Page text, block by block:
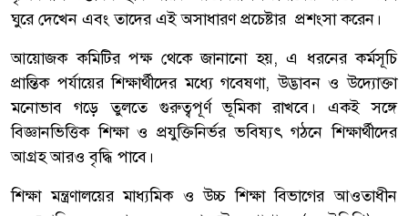
ঘুরে দেখেন এবং তাদের এই অসাধারণ প্রচেষ্টার প্রশংসা করেন।
​আয়োজক কমিটির পক্ষ থেকে জানানো হয়, এ ধরনের কর্মসূচি
প্রান্তিক পর্যায়ের শিক্ষার্থীদের মধ্যে গবেষণা, উদ্ভাবন ও উদ্যোক্তা
মনোভাব গড়ে তুলতে গুরুত্বপূর্ণ ভূমিকা রাখবে। একই সঙ্গে
বিজ্ঞানভিত্তিক শিক্ষা ও প্রযুক্তিনির্ভর ভবিষ্যৎ গঠনে শিক্ষার্থীদের
আগ্রহ আরও বৃদ্ধি পাবে।
​শিক্ষা মন্ত্রণালয়ের মাধ্যমিক ও উচ্চ শিক্ষা বিভাগের আওতাধীন